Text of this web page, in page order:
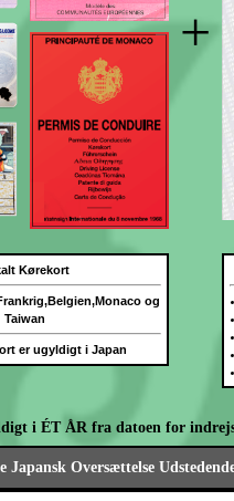
+
Kørekort
og
Taiwan
er ugyldigt i Japan
i ÉT ÅR fra datoen for
Japansk Oversættelse